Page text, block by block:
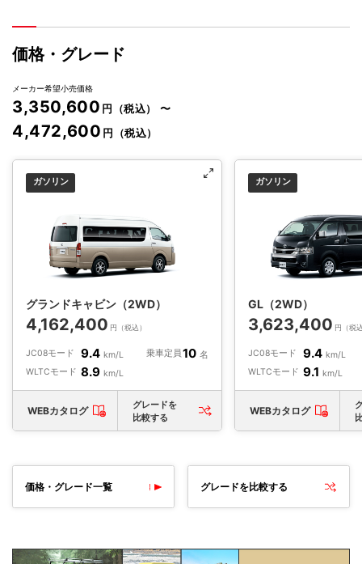
価格・グレード
メーカー希望小売価格
3,350,600 円（税込） 〜
4,472,600 円（税込）
ガソリン
グランドキャビン（2WD）
4,162,400 円（税込）
JC08モード 9.4 km/L
WLTCモード 8.9 km/L
乗車定員10 名
WEBカタログ
グレードを
比較する
ガソリン
GL（2WD）
3,623,400 円（税
JC08モード 9.4 km/L
WLTCモード 9.1 km/L
WEBカタログ
価格・グレード一覧 グレードを比較する